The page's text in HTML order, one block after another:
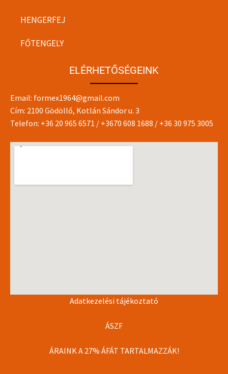
HENGERFEJ
FŐTENGELY
ELÉRHETŐSÉGEINK
Email: formex1964@gmail.com
Cím: 2100 Gödöllő, Kotlán Sándor u. 3
Telefon: +36 20 965 6571 / +3670 608 1688 / +36 30 975 3005
Adatkezelési tájékoztató
ÁSZF
ÁRAINK A 27% ÁFÁT TARTALMAZZÁK!